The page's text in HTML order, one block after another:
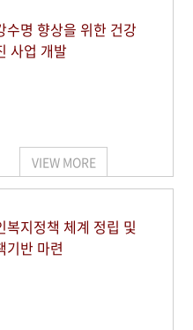
수명 향상을 위한 건강
사업 개발
VIEW MORE
복지정책 체계 정립 및
기반 마련